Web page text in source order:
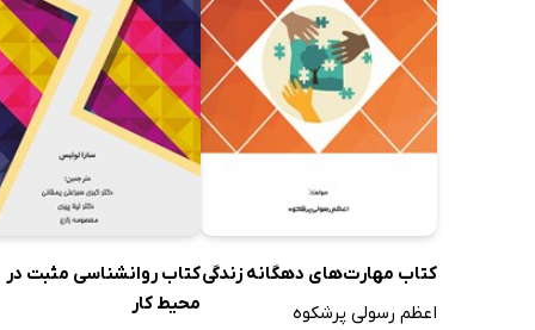
صدای
صدف جانی
روح خسته
زندان
دنیای
حاجت
پشت و پناه
کتاب مهارت‌های دهگانه زندگی
اعظم رسولی پرشکوه
کتاب روانشناسی مثبت در
محیط کار